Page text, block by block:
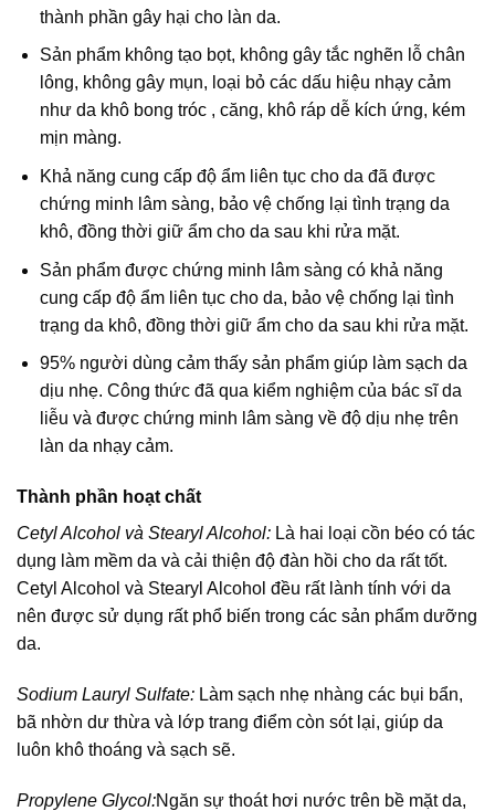
thành phần gây hại cho làn da.
Sản phẩm không tạo bọt, không gây tắc nghẽn lỗ chân
lông, không gây mụn, loại bỏ các dấu hiệu nhạy cảm
như da khô bong tróc , căng, khô ráp dễ kích ứng, kém
mịn màng.
Khả năng cung cấp độ ẩm liên tục cho da đã được
chứng minh lâm sàng, bảo vệ chống lại tình trạng da
khô, đồng thời giữ ẩm cho da sau khi rửa mặt.
Sản phẩm được chứng minh lâm sàng có khả năng
cung cấp độ ẩm liên tục cho da, bảo vệ chống lại tình
trạng da khô, đồng thời giữ ẩm cho da sau khi rửa mặt.
95% người dùng cảm thấy sản phẩm giúp làm sạch da
dịu nhẹ. Công thức đã qua kiểm nghiệm của bác sĩ da
liễu và được chứng minh lâm sàng về độ dịu nhẹ trên
làn da nhạy cảm.
Thành phần hoạt chất
Cetyl Alcohol và Stearyl Alcohol: Là hai loại cồn béo có tác
dụng làm mềm da và cải thiện độ đàn hồi cho da rất tốt.
Cetyl Alcohol và Stearyl Alcohol đều rất lành tính với da
nên được sử dụng rất phổ biến trong các sản phẩm dưỡng
da.
Sodium Lauryl Sulfate: Làm sạch nhẹ nhàng các bụi bẩn,
bã nhờn dư thừa và lớp trang điểm còn sót lại, giúp da
luôn khô thoáng và sạch sẽ.
Propylene Glycol:Ngăn sự thoát hơi nước trên bề mặt da,